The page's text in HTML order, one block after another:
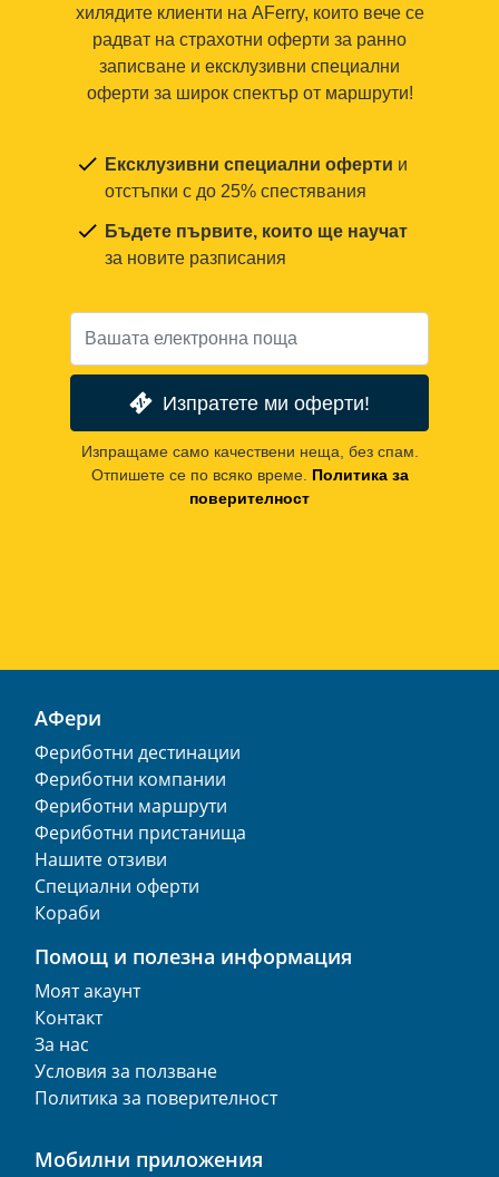
хилядите клиенти на AFerry, които вече се
радват на страхотни оферти за ранно
записване и ексклузивни специални
оферти за широк спектър от маршрути!
Ексклузивни специални оферти и
отстъпки с до 25% спестявания
Бъдете първите, които ще научат
за новите разписания
Изпратете ми оферти!
Изпращаме само качествени неща, без спам.
Отпишете се по всяко време. Политика за
поверителност
АФери
Фериботни дестинации
Фериботни компании
Фериботни маршрути
Фериботни пристанища
Нашите отзиви
Специални оферти
Кораби
Помощ и полезна информация
Моят акаунт
Контакт
За нас
Условия за ползване
Политика за поверителност
Мобилни приложения